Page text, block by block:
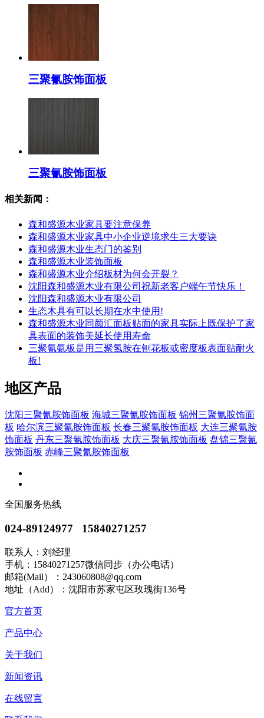
三聚氰胺饰面板
三聚氰胺饰面板
相关新闻：
森和盛源木业家具要注意保养
森和盛源木业家具中小企业逆境求生三大要诀
森和盛源木业生态门的鉴别
森和盛源木业装饰面板
森和盛源木业介绍板材为何会开裂？
沈阳森和盛源木业有限公司祝新老客户端午节快乐！
沈阳森和盛源木业有限公司
生态木具有可以长期在水中使用!
森和盛源木业同颜汇面板贴面的家具实际上既保护了家
具表面的装饰美延长使用寿命
三聚氰氨板是用三聚氢胺在刨花板或密度板表面贴耐火
板!
地区产品
沈阳三聚氰胺饰面板 海城三聚氰胺饰面板 锦州三聚氰胺饰面
板 哈尔滨三聚氰胺饰面板 长春三聚氰胺饰面板 大连三聚氰胺
饰面板 丹东三聚氰胺饰面板 大庆三聚氰胺饰面板 盘锦三聚氰
胺饰面板 赤峰三聚氰胺饰面板
全国服务热线
024-89124977 15840271257
联系人：刘经理
手机：15840271257微信同步（办公电话）
邮箱(Mail）：243060808@qq.com
地址（Add）：沈阳市苏家屯区玫瑰街136号
官方首页
产品中心
关于我们
新闻资讯
在线留言